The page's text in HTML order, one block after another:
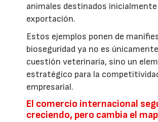
animales destinados inicialmente
exportación.
Estos ejemplos ponen de
bioseguridad ya no es
cuestión veterinaria, sino un
estratégico para la
empresarial.
El comercio internacional
creciendo, pero cambia el